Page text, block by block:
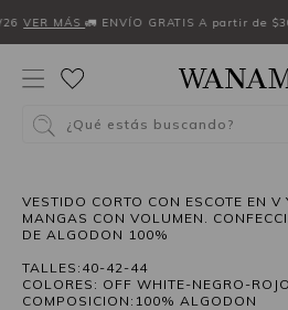
VER MÁS 🚛 ENVÍO GRATIS A partir de
¿Qué estás buscando?
VESTIDO CORTO CON ESCOTE EN V
MANGAS CON VOLUMEN.
DE ALGODON 100%
TALLES:40-42-44
COLORES: OFF WHITE-NEGRO-ROJO
COMPOSICION:100% ALGODON